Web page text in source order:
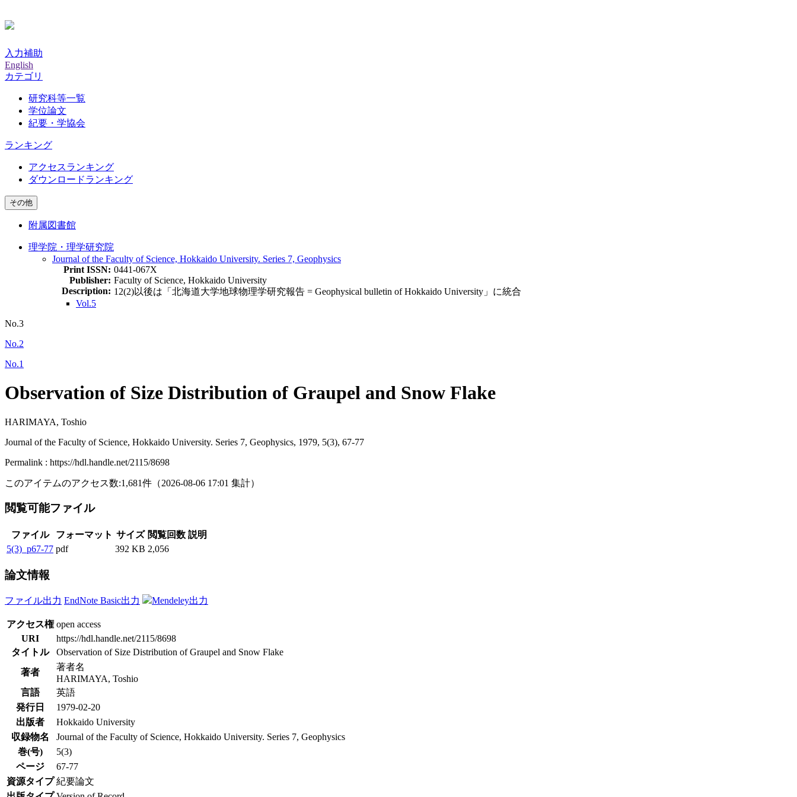
入力補助
English
カテゴリ
研究科等一覧
学位論文
紀要・学協会
ランキング
アクセスランキング
ダウンロードランキング
その他
附属図書館
理学院・理学研究院
Journal of the Faculty of Science, Hokkaido University. Series 7, Geophysics
Print ISSN: 0441-067X
Publisher: Faculty of Science, Hokkaido University
Description: 12(2)以後は「北海道大学地球物理学研究報告 = Geophysical bulletin of Hokkaido University」に統合
Vol.5
No.3
No.2
No.1
Observation of Size Distribution of Graupel and Snow Flake
HARIMAYA, Toshio
Journal of the Faculty of Science, Hokkaido University. Series 7, Geophysics, 1979, 5(3), 67-77
Permalink : https://hdl.handle.net/2115/8698
このアイテムのアクセス数:1,681件 （2026-08-06 17:01 集計）
閲覧可能ファイル
ファイル フォーマット サイズ 閲覧回数 説明
5(3)_p67-77 pdf 392 KB 2,056
論文情報
ファイル出力 EndNote Basic出力 Mendeley出力
アクセス権 open access
URI
https://hdl.handle.net/2115/8698
タイトル
Observation of Size Distribution of Graupel and Snow Flake
著者
著者名
HARIMAYA, Toshio
言語
英語
発行日
1979-02-20
出版者
Hokkaido University
収録物名
Journal of the Faculty of Science, Hokkaido University. Series 7, Geophysics
巻(号)
5(3)
ページ
67-77
資源タイプ 紀要論文